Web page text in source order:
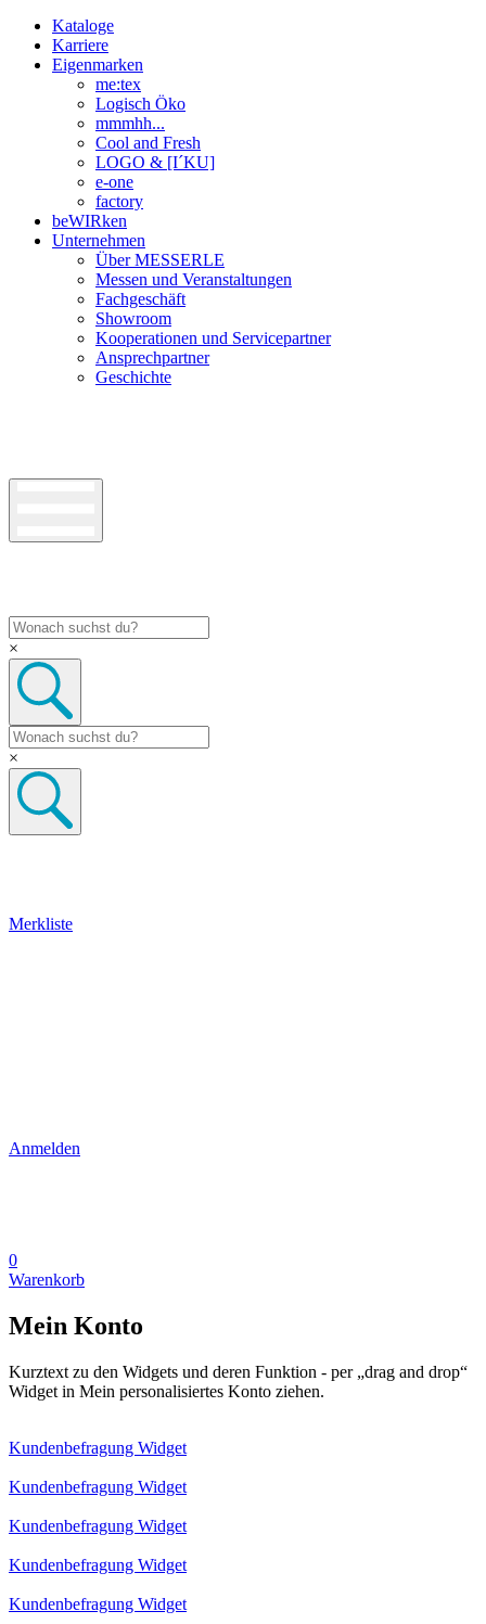
Kataloge
Karriere
Eigenmarken
me:tex
Logisch Öko
mmmhh...
Cool and Fresh
LOGO & [I´KU]
e-one
factory
beWIRken
Unternehmen
Über MESSERLE
Messen und Veranstaltungen
Fachgeschäft
Showroom
Kooperationen und Servicepartner
Ansprechpartner
Geschichte
×
×
Merkliste
Anmelden
0
Warenkorb
Mein Konto
Kurztext zu den Widgets und deren Funktion - per „drag and drop“
Widget in Mein personalisiertes Konto ziehen.
Kundenbefragung Widget
Kundenbefragung Widget
Kundenbefragung Widget
Kundenbefragung Widget
Kundenbefragung Widget